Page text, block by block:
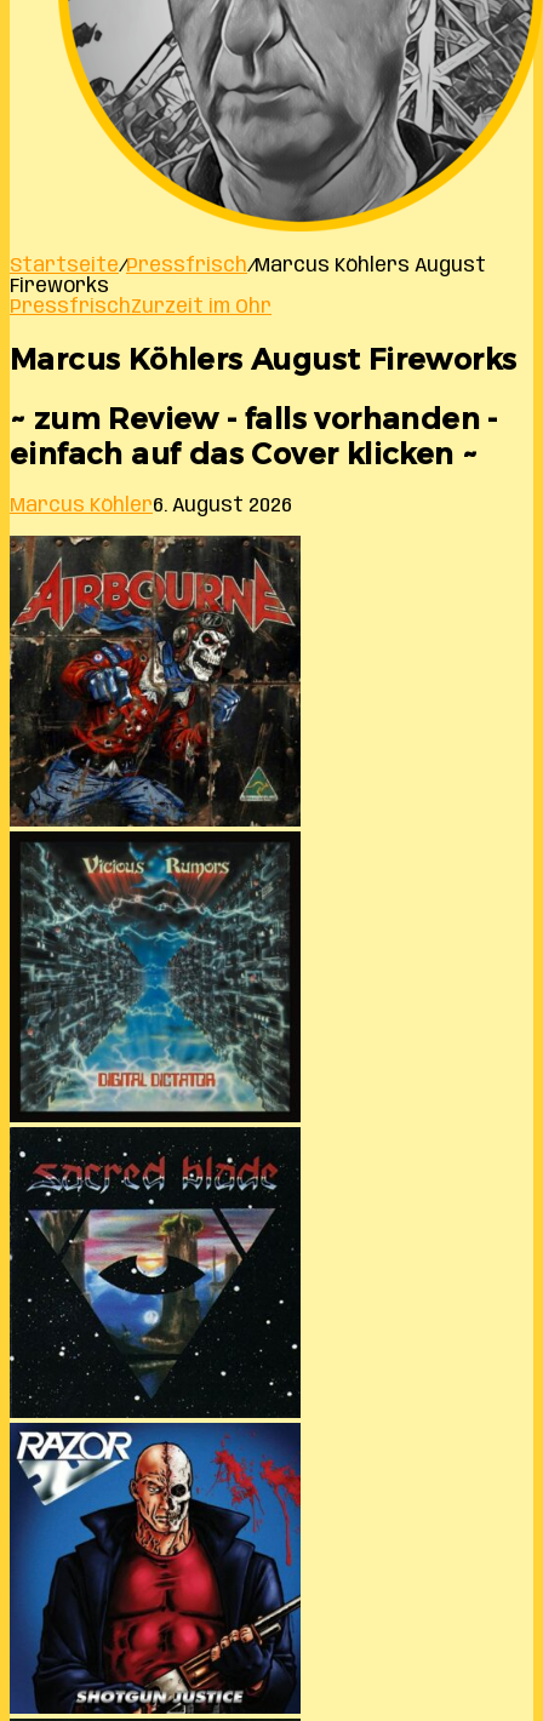
Startseite/Pressfrisch/Marcus Köhlers August
Fireworks
PressfrischZurzeit im Ohr
Marcus Köhlers August Fireworks
~ zum Review - falls vorhanden -
einfach auf das Cover klicken ~
Marcus Köhler6. August 2026